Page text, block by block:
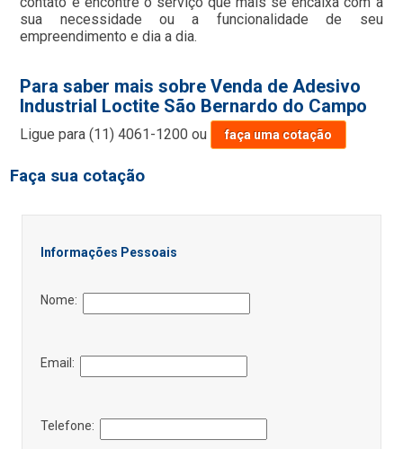
sua necessidade ou a funcionalidade de seu
empreendimento e dia a dia.
Para saber mais sobre Venda de Adesivo
Industrial Loctite São Bernardo do Campo
Ligue para(11) 4061-1200 ou faça uma cotação
Faça sua cotação
Informações Pessoais
Nome:
Email:
Telefone: